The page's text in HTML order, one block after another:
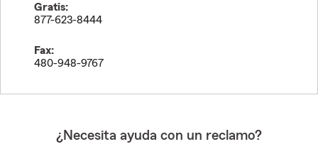
Gratis:
877-623-8444
Fax:
480-948-9767
¿Necesita ayuda con un reclamo?